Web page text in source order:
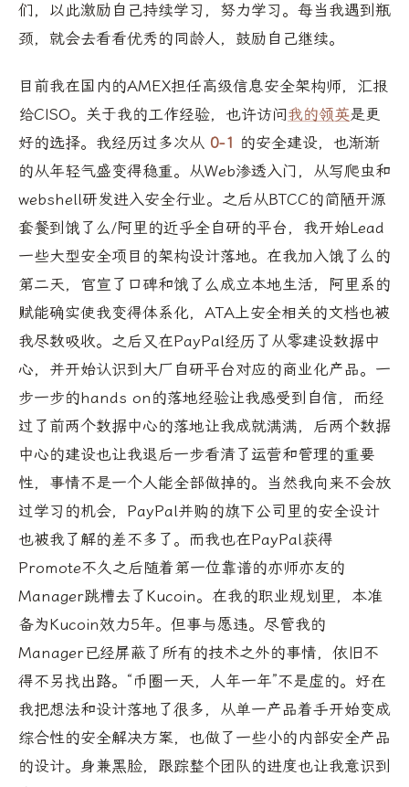
们，以此激励自己持续学习，努力学习。每当我遇到瓶
颈，就会去看看优秀的同龄人，鼓励自己继续。
目前我在国内的AMEX担任高级信息安全架构师，汇报
给CISO。关于我的工作经验，也许访问我的领英是更
好的选择。我经历过多次从 0-1 的安全建设，也渐渐
的从年轻气盛变得稳重。从Web渗透入门，从写爬虫和
webshell研发进入安全行业。之后从BTCC的简陋开源
套餐到饿了么/阿里的近乎全自研的平台，我开始Lead
一些大型安全项目的架构设计落地。在我加入饿了么的
第二天，官宣了口碑和饿了么成立本地生活，阿里系的
赋能确实使我变得体系化，ATA上安全相关的文档也被
我尽数吸收。之后又在PayPal经历了从零建设数据中
心，并开始认识到大厂自研平台对应的商业化产品。一
步一步的hands on的落地经验让我感受到自信，而经
过了前两个数据中心的落地让我成就满满，后两个数据
中心的建设也让我退后一步看清了运营和管理的重要
性，事情不是一个人能全部做掉的。当然我向来不会放
过学习的机会，PayPal并购的旗下公司里的安全设计
也被我了解的差不多了。而我也在PayPal获得
Promote不久之后随着第一位靠谱的亦师亦友的
Manager跳槽去了Kucoin。在我的职业规划里，本准
备为Kucoin效力5年。但事与愿违。尽管我的
Manager已经屏蔽了所有的技术之外的事情，依旧不
得不另找出路。“币圈一天，人年一年”不是虚的。好在
我把想法和设计落地了很多，从单一产品着手开始变成
综合性的安全解决方案，也做了一些小的内部安全产品
的设计。身兼黑脸，跟踪整个团队的进度也让我意识到